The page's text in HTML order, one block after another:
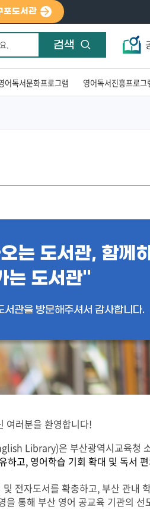
포도서관
검색
어독서문화프로그램 영어독서진흥프로그
는 도서관, 함께
는 도서관"
서관을 방문해주셔서 감사합니다.
여러분을 환영합니다!
Library)은 부산광역시교육청
하고, 영어학습 기회 확대 및 독서
전자도서를 확충하고, 부산 관내
을 통해 부산 영어 공교육 기관의